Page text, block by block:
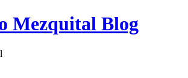
Mezquital Blog